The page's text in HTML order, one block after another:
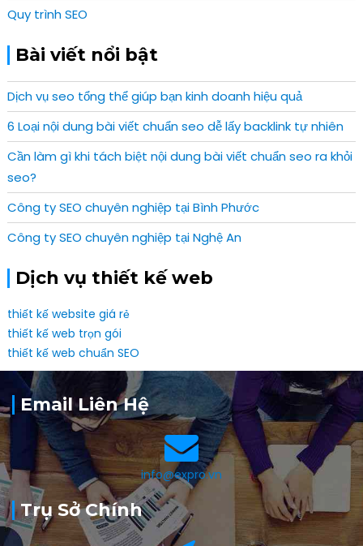
Quy trình SEO
Bài viết nổi bật
Dịch vụ seo tổng thể giúp bạn kinh doanh hiệu quả
6 Loại nội dung bài viết chuẩn seo dễ lấy backlink tự nhiên
Cần làm gì khi tách biệt nội dung bài viết chuẩn seo ra khỏi
seo?
Công ty SEO chuyên nghiệp tại Bình Phước
Công ty SEO chuyên nghiệp tại Nghệ An
Dịch vụ thiết kế web
thiết kế website giá rẻ
thiết kế web trọn gói
thiết kế web chuẩn SEO
Email Liên Hệ
info@expro.vn
Trụ Sở Chính